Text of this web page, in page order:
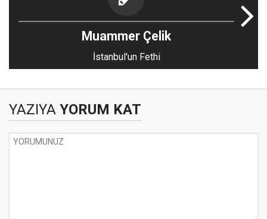
Muammer Çelik
İstanbul'un Fethi
YAZIYA YORUM KAT